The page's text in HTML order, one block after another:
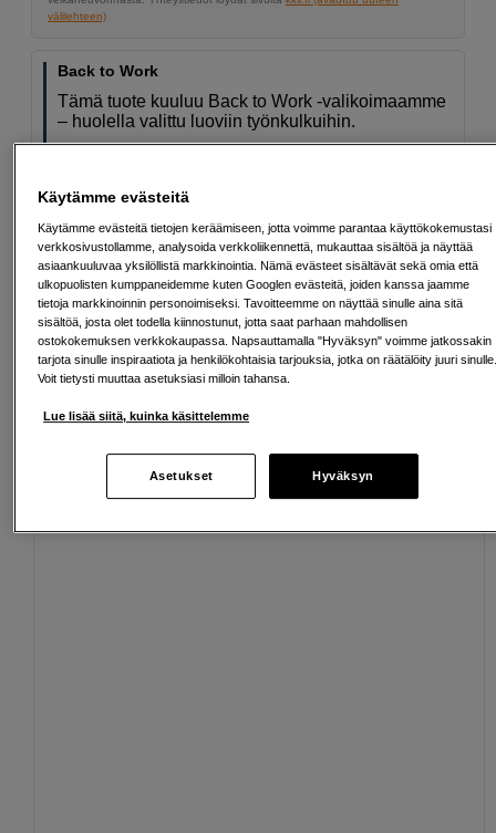
välilehteen)
Back to Work
Tämä tuote kuuluu Back to Work -valikoimaamme
– huolella valittu luoviin työnkulkuihin.
Lue lisää
Ilmainen toimitus yli 200 EUR ostoksille
Osta nyt ja maksa myöhemmin
Henkilökohtaista palvelua
Sopivat lisävarusteet
Käytämme evästeitä
Käytämme evästeitä tietojen keräämiseen, jotta voimme parantaa käyttökokemustasi
verkkosivustollamme, analysoida verkkoliikennettä, mukauttaa sisältöä ja näyttää
asiaankuuluvaa yksilöllistä markkinointia. Nämä evästeet sisältävät sekä omia että
ulkopuolisten kumppaneidemme kuten Googlen evästeitä, joiden kanssa jaamme
tietoja markkinoinnin personoimiseksi. Tavoitteemme on näyttää sinulle aina sitä
sisältöä, josta olet todella kiinnostunut, jotta saat parhaan mahdollisen
ostokokemuksen verkkokaupassa. Napsauttamalla "Hyväksyn" voimme jatkossakin
tarjota sinulle inspiraatiota ja henkilökohtaisia tarjouksia, jotka on räätälöity juuri
Voit tietysti muuttaa asetuksiasi milloin tahansa.
Lue lisää siitä, kuinka käsittelemme
Asetukset Hyväksyn